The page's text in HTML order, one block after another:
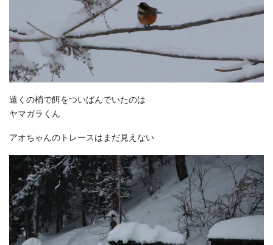
遠くの梢で餌をついばんでいたのは
ヤマガラくん
アオちゃんのトレースはまだ見えない